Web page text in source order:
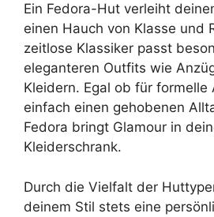
Ein Fedora-Hut verleiht
einen Hauch von Klasse und
zeitlose Klassiker passt
eleganteren Outfits wie
Kleidern. Egal ob für formelle
einfach einen gehobenen
Fedora bringt Glamour in
Kleiderschrank.
Durch die Vielfalt der
deinem Stil stets eine